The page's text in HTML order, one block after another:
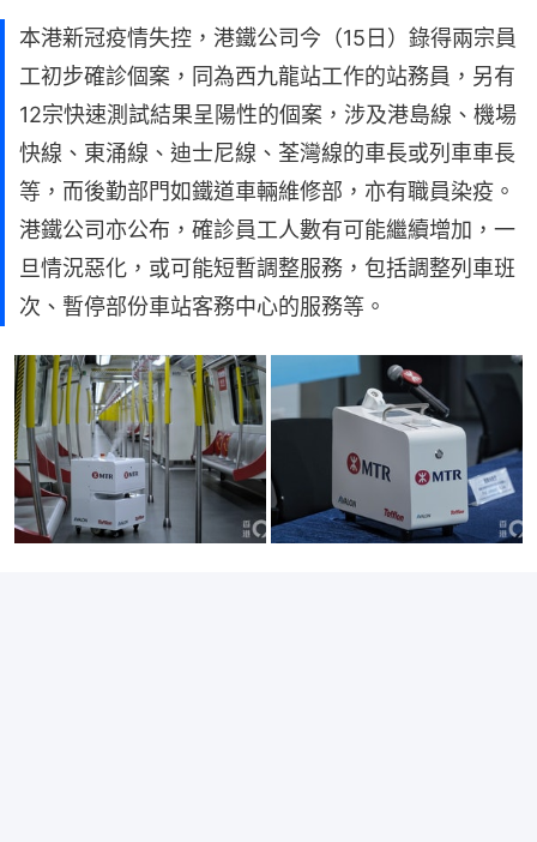
本港新冠疫情失控，港鐵公司今（15日）錄得兩宗員
工初步確診個案，同為西九龍站工作的站務員，另有
12宗快速測試結果呈陽性的個案，涉及港島線、機場
快線、東涌線、迪士尼線、荃灣線的車長或列車車長
等，而後勤部門如鐵道車輛維修部，亦有職員染疫。
港鐵公司亦公布，確診員工人數有可能繼續增加，一
旦情況惡化，或可能短暫調整服務，包括調整列車班
次、暫停部份車站客務中心的服務等。